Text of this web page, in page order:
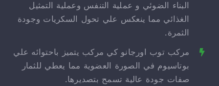
البناء الضوئي و عملية التنفس وعملية التمثيل
الغذائي مما ينعكس علي تحول السكريات وجودة
الثمرة.
مركب توب اورجانو كي مركب يتميز باحتوائه علي
بوتاسيوم في الصورة العضوية مما يعطي للثمار
صفات جودة عالية تسمح بتصديرها.